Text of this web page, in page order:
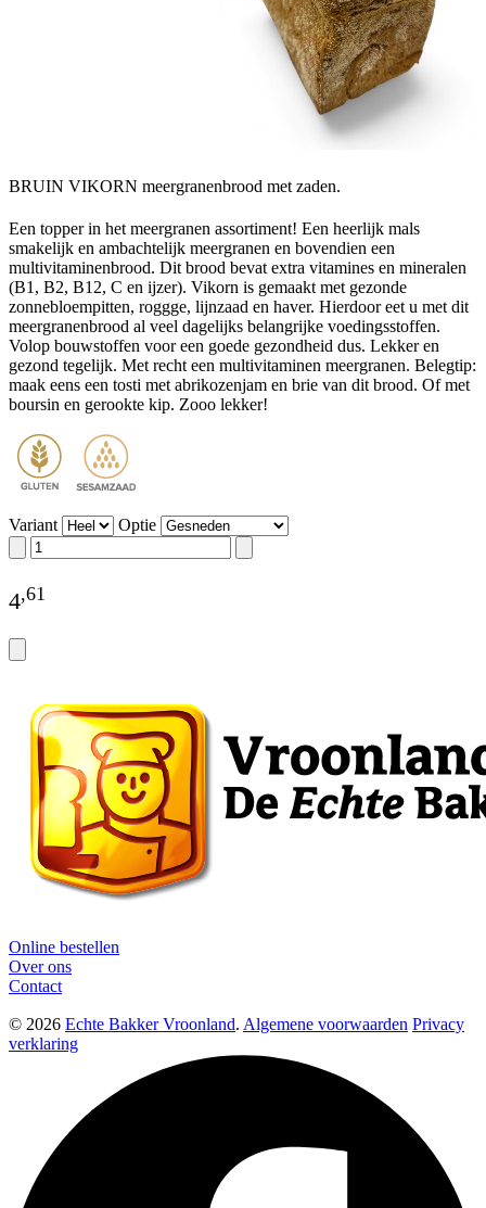
BRUIN VIKORN meergranenbrood met zaden.
Een topper in het meergranen assortiment! Een heerlijk mals
smakelijk en ambachtelijk meergranen en bovendien een
multivitaminenbrood. Dit brood bevat extra vitamines en mineralen
(B1, B2, B12, C en ijzer). Vikorn is gemaakt met gezonde
zonnebloempitten, roggge, lijnzaad en haver. Hierdoor eet u met dit
meergranenbrood al veel dagelijks belangrijke voedingsstoffen.
Volop bouwstoffen voor een goede gezondheid dus. Lekker en
gezond tegelijk. Met recht een multivitaminen meergranen. Belegtip:
maak eens een tosti met abrikozenjam en brie van dit brood. Of met
boursin en gerookte kip. Zooo lekker!
Variant Optie
4,61
Online bestellen
Over ons
Contact
© 2026 Echte Bakker Vroonland. Algemene voorwaarden Privacy
verklaring